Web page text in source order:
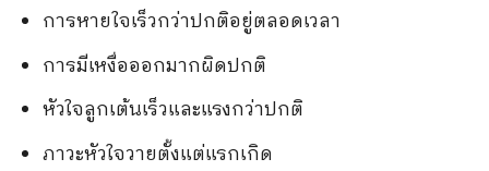
การหายใจเร็วกว่าปกติอยู่ตลอดเวลา
การมีเหงื่อออกมากผิดปกติ
หัวใจลูกเต้นเร็วและแรงกว่าปกติ
ภาวะหัวใจวายตั้งแต่แรกเกิด